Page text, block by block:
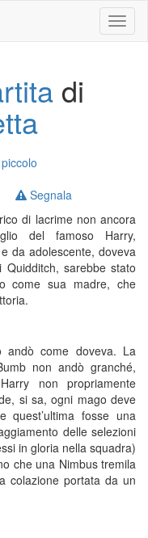
di
Segnala
di lacrime non ancora
del famoso Harry,
da adolescente, doveva
sarebbe stato
come sua madre, che
andò come doveva. La
non andò granché,
non propriamente
si sa, ogni mago deve
fosse una
delle selezioni
in gloria nella squadra)
che una Nimbus tremila
colazione portata da un